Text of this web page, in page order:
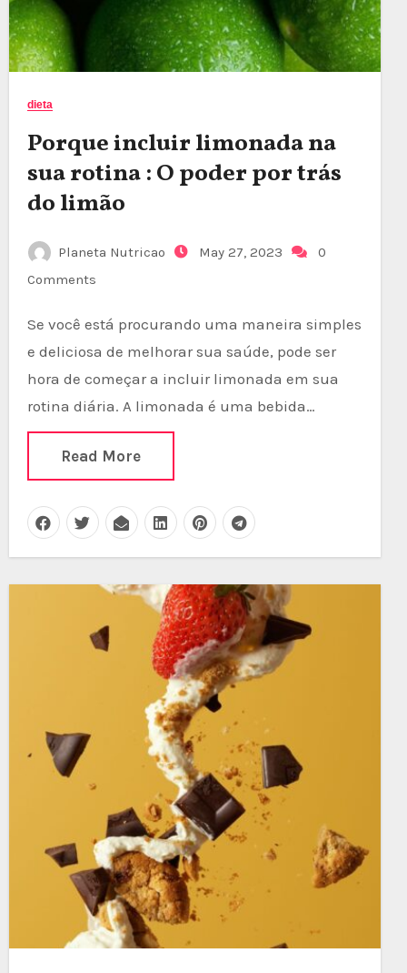
dieta
Porque incluir limonada na
sua rotina : O poder por trás
do limão
Planeta Nutricao May 27, 2023
0
Comments
Se você está procurando uma maneira simples
e deliciosa de melhorar sua saúde, pode ser
hora de começar a incluir limonada em sua
rotina diária. A limonada é uma bebida…
Read More